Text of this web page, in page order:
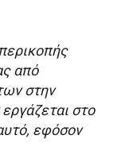
από
στην
στο
εφόσον